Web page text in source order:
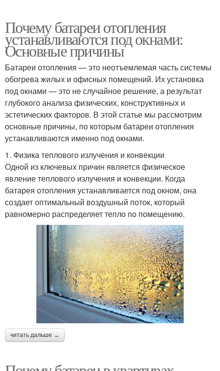
Почему батареи отопления
устанавливаются под окнами:
Основные причины
Батареи отопления — это неотъемлемая часть системы
обогрева жилых и офисных помещений. Их установка
под окнами — это не случайное решение, а результат
глубокого анализа физических, конструктивных и
эстетических факторов. В этой статье мы рассмотрим
основные причины, по которым батареи отопления
устанавливаются именно под окнами.
1. Физика теплового излучения и конвекции
Одной из ключевых причин является физическое
явление теплового излучения и конвекции. Когда
батарея отопления устанавливается под окном, она
создает оптимальный воздушный поток, который
равномерно распределяет тепло по помещению.
читать дальше →